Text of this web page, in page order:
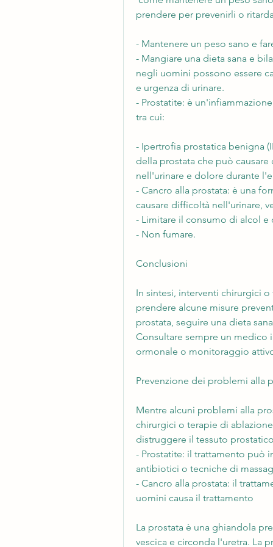
prendere per prevenirli o
- Mantenere un peso sano e
- Mangiare una dieta sana e
negli uomini possono essere
e urgenza di urinare.
- Prostatite: è
tra cui:
- Ipertrofia prostatica benigna
della prostata che può
nell'urinare e dolore durante
- Cancro alla prostata: è una
causare difficoltà nell'urinare,
- Limitare il consumo di alcol e
- Non fumare.
Conclusioni
In sintesi, interventi chirurgici
prendere alcune misure
prostata, seguire una dieta
Consultare sempre un medico
ormonale o monitoraggio
Prevenzione dei problemi alla
Mentre alcuni problemi alla
chirurgici o terapie di
distruggere il tessuto
- Prostatite: il trattamento può
antibiotici o tecniche di
- Cancro alla prostata: il
uomini causa il trattamento
La prostata è una ghiandola
vescica e circonda l'uretra. La